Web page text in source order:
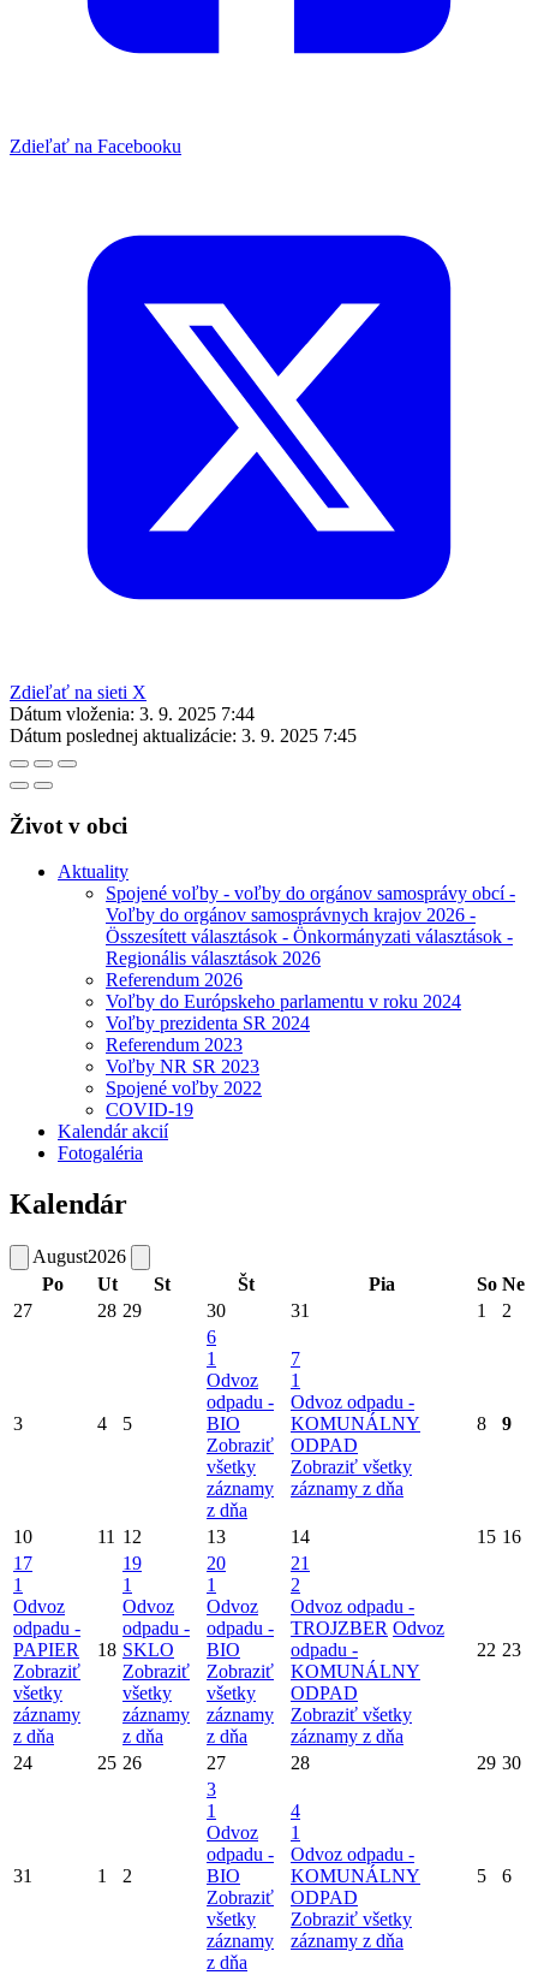
Zdieľať na Facebooku
Zdieľať na sieti X
Dátum vloženia: 3. 9. 2025 7:44
Dátum poslednej aktualizácie: 3. 9. 2025 7:45
Život v obci
Aktuality
Spojené voľby - voľby do orgánov samosprávy obcí -
Voľby do orgánov samosprávnych krajov 2026 -
Összesített választások - Önkormányzati választások -
Regionális választások 2026
Referendum 2026
Voľby do Európskeho parlamentu v roku 2024
Voľby prezidenta SR 2024
Referendum 2023
Voľby NR SR 2023
Spojené voľby 2022
COVID-19
Kalendár akcií
Fotogaléria
Kalendár
August2026
Po
Ut St Št Pia So Ne
27
28 29 30 31 1 2
3 4 5
6
1
Odvoz
odpadu -
BIO
Zobraziť
všetky
záznamy
z dňa
7
1
Odvoz odpadu -
KOMUNÁLNY
ODPAD
Zobraziť všetky
záznamy z dňa
8 9
10 11 12 13 14 15 16
17
1
Odvoz
odpadu -
PAPIER
Zobraziť
všetky
záznamy
z dňa
18
19
1
Odvoz
odpadu -
SKLO
Zobraziť
všetky
záznamy
z dňa
20
1
Odvoz
odpadu -
BIO
Zobraziť
všetky
záznamy
z dňa
21
2
Odvoz odpadu -
TROJZBER Odvoz
odpadu -
KOMUNÁLNY
ODPAD
Zobraziť všetky
záznamy z dňa
22 23
24 25 26 27 28 29 30
31 1 2
3
1
Odvoz
odpadu -
BIO
Zobraziť
všetky
záznamy
z dňa
4
1
Odvoz odpadu -
KOMUNÁLNY
ODPAD
Zobraziť všetky
záznamy z dňa
5 6